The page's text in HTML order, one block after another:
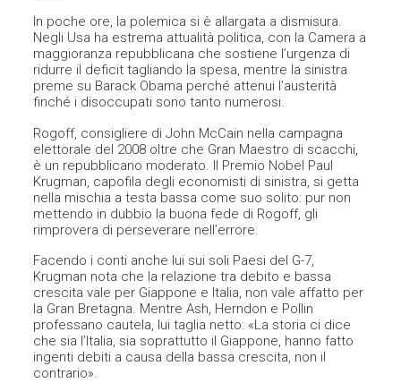
In poche ore, la polemica si è allargata a dismisura.
Negli Usa ha estrema attualità politica, con la Camera a
maggioranza repubblicana che sostiene l’urgenza di
ridurre il deficit tagliando la spesa, mentre la sinistra
preme su Barack Obama perché attenui l’austerità
finché i disoccupati sono tanto numerosi.
Rogoff, consigliere di John McCain nella campagna
elettorale del 2008 oltre che Gran Maestro di scacchi,
è un repubblicano moderato. Il Premio Nobel Paul
Krugman, capofila degli economisti di sinistra, si getta
nella mischia a testa bassa come suo solito: pur non
mettendo in dubbio la buona fede di Rogoff, gli
rimprovera di perseverare nell’errore.
Facendo i conti anche lui sui soli Paesi del G-7,
Krugman nota che la relazione tra debito e bassa
crescita vale per Giappone e Italia, non vale affatto per
la Gran Bretagna. Mentre Ash, Herndon e Pollin
professano cautela, lui taglia netto: «La storia ci dice
che sia l’Italia, sia soprattutto il Giappone, hanno fatto
ingenti debiti a causa della bassa crescita, non il
contrario».